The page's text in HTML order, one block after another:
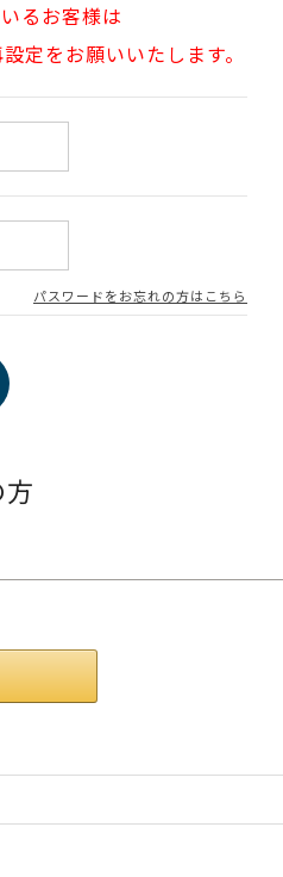
るお客様は
定をお願いいたします。
パスワードをお忘れの方はこちら